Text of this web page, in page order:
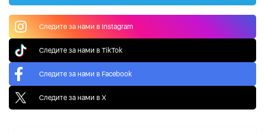
Следите за нами в Instagram
Следите за нами в TikTok
Следите за нами в Facebook
Следите за нами в X